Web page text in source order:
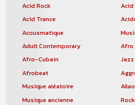
Acid Rock
Acid
Acid Trance
Acousmatique
Adult Contemporary
Afro
Afro-Cubain
Afrobeat
Musique aléatoire
Musique ancienne